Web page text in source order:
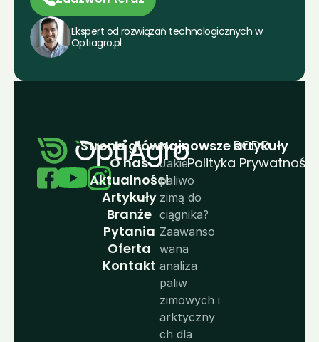
Ekspert od rozwiązań technologicznych w
Optiagro.pl
Strona główna
O nas
Aktualności
Artykuły
Branże
Pytania
Oferta
Kontakt
Najnowsze artykuły
Jakie
paliwo
zimą do
ciągnika?
Zaawanso
wana
analiza
paliw
zimowych i
arktyczny
ch dla
RODO
Polityka Prywatności